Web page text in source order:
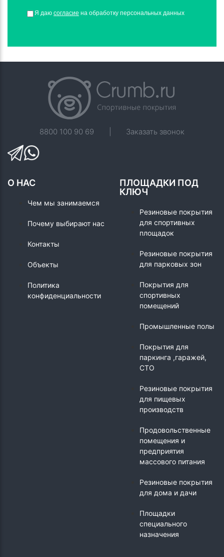
Я даю согласие на обработку персональных данных
8800 100 90 69 Заказать звонок
О НАС
Чем мы занимаемся
Почему выбирают нас
Контакты
Объекты
Политика
конфиденциальности
ПЛОЩАДКИ ПОД
КЛЮЧ
Резиновые покрытия
для спортивных
площадок
Резиновые покрытия
для парковых зон
Покрытия для
спортивных
помещений
Промышленные полы
Покрытия для
паркинга ,гаражей,
СТО
Резиновые покрытия
для пищевых
производств
Продовольственные
помещения и
предприятия
массового питания
Резиновые покрытия
для дома и дачи
Площадки
специального
назначения